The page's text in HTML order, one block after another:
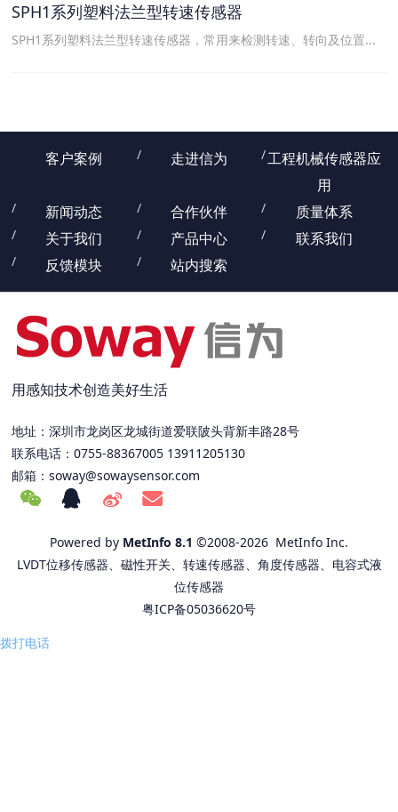
SPH1系列塑料法兰型转速传感器
SPH1系列塑料法兰型转速传感器，常用来检测转速、转向及位置...
客户案例 走进信为
工程机械传感器应
用
新闻动态
合作伙伴
质量体系
关于我们
产品中心
联系我们
反馈模块
站内搜索
用感知技术创造美好生活
地址：深圳市龙岗区龙城街道爱联陂头背新丰路28号
联系电话：0755-88367005 13911205130
邮箱：soway@sowaysensor.com
Powered by MetInfo 8.1 ©2008-2026 MetInfo Inc.
LVDT位移传感器、磁性开关、转速传感器、角度传感器、电容式液
位传感器
粤ICP备05036620号
拨打电话